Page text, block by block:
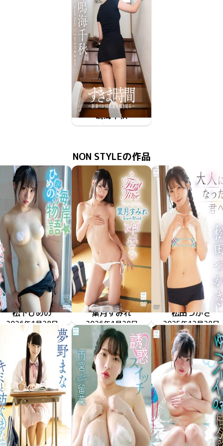
鳴海千秋
すきま時間 〜新妻のお掃除姿を覗き見る〜
FAPL-060
2025年11月28日
NON STYLEの作品
松下ひめの
ひめのの海岸物語
NOST-119
2026年1月28日
葉月すみれ
First Time
NOST-118
2026年1月28日
松田つかさ
大人になった君へ
NOST-116
2025年12月28日